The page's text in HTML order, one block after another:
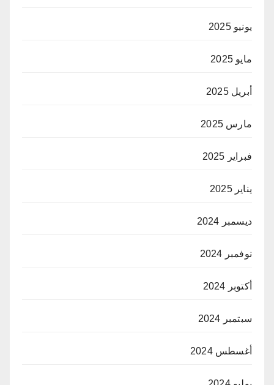
يونيو 2025
مايو 2025
أبريل 2025
مارس 2025
فبراير 2025
يناير 2025
ديسمبر 2024
نوفمبر 2024
أكتوبر 2024
سبتمبر 2024
أغسطس 2024